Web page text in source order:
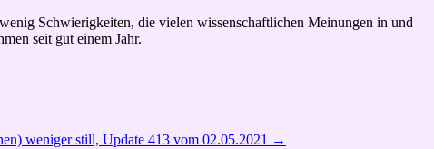
Schwierigkeiten, die vielen wissenschaftlichen Meinungen in und
seit gut einem Jahr.
weniger still, Update 413 vom 02.05.2021 →